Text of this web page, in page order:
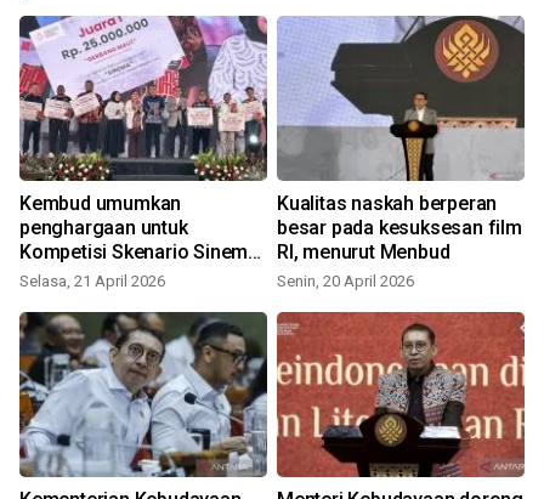
Kembud umumkan
penghargaan untuk
Kompetisi Skenario Sinema
2026
Selasa, 21 April 2026
Kualitas naskah berperan
besar pada kesuksesan film
RI, menurut Menbud
Senin, 20 April 2026